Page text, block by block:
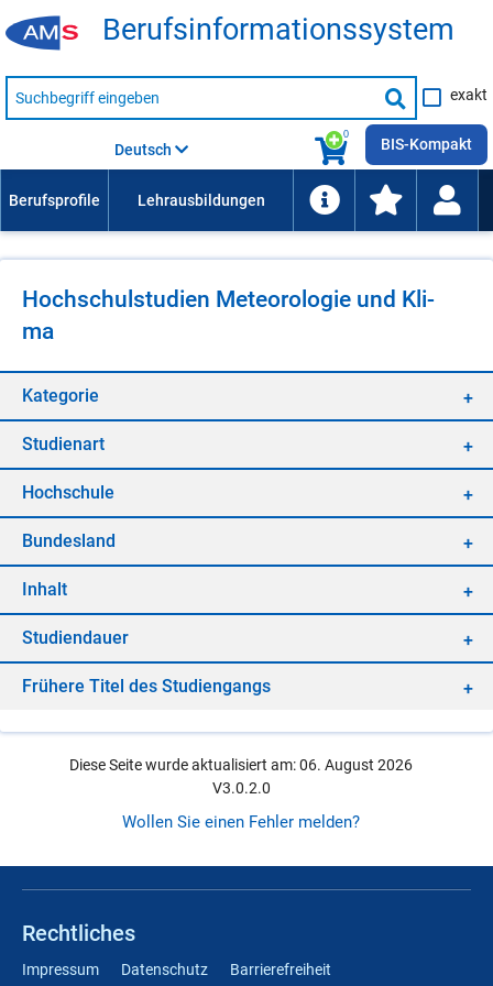
Be­rufs­in­for­ma­ti­ons­sys­tem
Suche
nach
Suche
starten
exakt
0
Deutsch BIS-Kompakt
Hoch­schul­stu­di­en Me­teo­ro­lo­gie und Kli­
ma
Ka­te­go­rie
Stu­di­en­art
Hoch­schu­le
Bun­des­land
In­halt
Stu­di­en­dau­er
Frü­he­re Ti­tel des Stu­di­en­gangs
Diese Seite wurde aktualisiert am: 06. August 2026
V3.0.2.0
Wollen Sie einen Fehler melden?
Rechtliches
Impressum Datenschutz Barrierefreiheit